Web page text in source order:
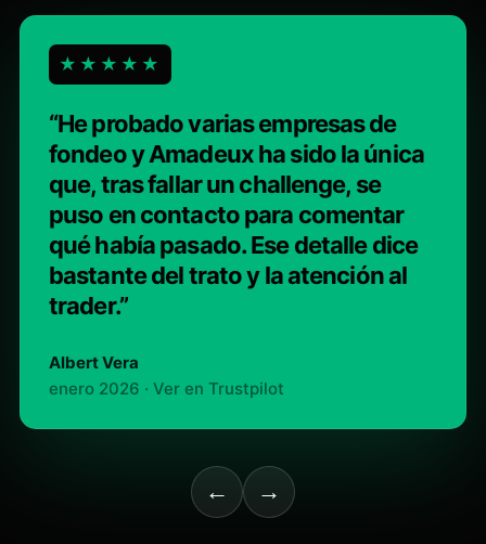
★★★★★
“He probado varias empresas de
fondeo y Amadeux ha sido la única
que, tras fallar un challenge, se
puso en contacto para comentar
qué había pasado. Ese detalle dice
bastante del trato y la atención al
trader.”
Albert Vera
enero 2026 · Ver en Trustpilot
← →